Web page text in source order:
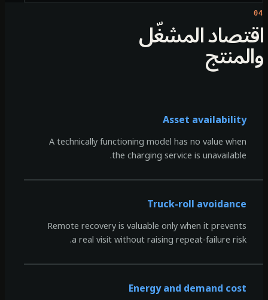
المشغّل
Asset availability
A technically functioning model has no value when
the charging service is unavailable.
Truck-roll avoidance
Remote recovery is valuable only when it prevents
a real visit without raising repeat-failure risk.
Energy and demand cost